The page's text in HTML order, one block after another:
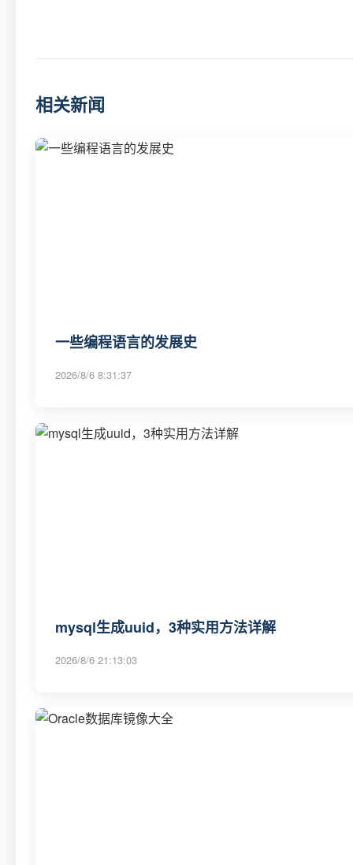
相关新闻
一些编程语言的发展史
2026/8/6 8:31:37
mysql生成uuid，3种实用方法详解
2026/8/6 21:13:03